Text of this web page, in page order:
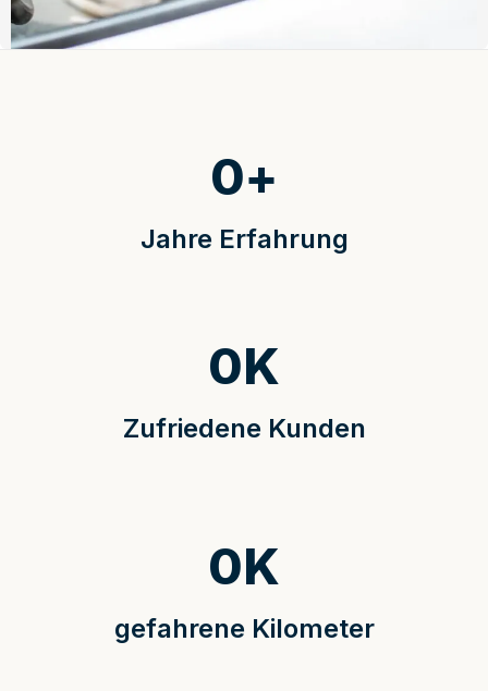
Jahre Erfahrung
0+
Zufriedene Kunden
0K
gefahrene Kilometer
0K